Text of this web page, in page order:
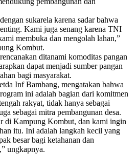
sukarela karena sadar bahwa
Kami juga senang karena TNI
membuka dan mengolah lahan,”
Kombut.
ditanami komoditas pangan
dapat menjadi sumber pangan
bagi masyarakat.
Inf Bambang, mengatakan bahwa
ini adalah bagian dari komitmen
rakyat, tidak hanya sebagai
sebagai mitra pembangunan desa.
di Kampung Kombut, dan kami ingin
itu. Ini adalah langkah kecil yang
besar bagi ketahanan dan
ungkapnya.